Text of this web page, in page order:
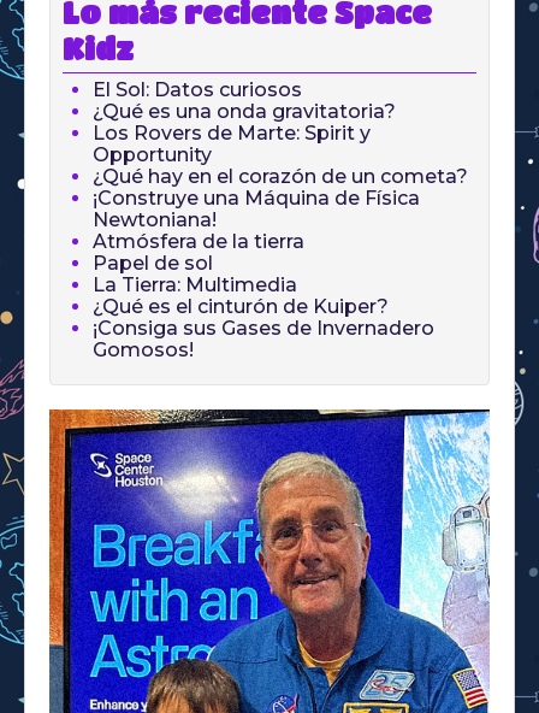
Lo más reciente Space
Kidz
El Sol: Datos curiosos
¿Qué es una onda gravitatoria?
Los Rovers de Marte: Spirit y
Opportunity
¿Qué hay en el corazón de un cometa?
¡Construye una Máquina de Física
Newtoniana!
Atmósfera de la tierra
Papel de sol
La Tierra: Multimedia
¿Qué es el cinturón de Kuiper?
¡Consiga sus Gases de Invernadero
Gomosos!